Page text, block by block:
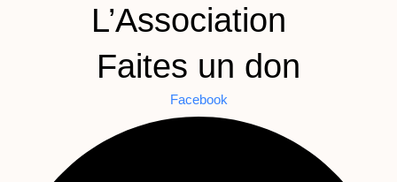
L’Association
Faites un don
Facebook